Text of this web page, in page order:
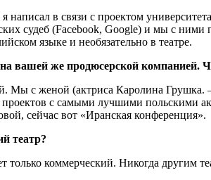
в связи с проектом
судеб (Facebook, Google) и мы с
языке и необязательно в театре.
вашей же продюсерской компанией.
Мы с женой (актриса Каролина Грушка.
с самыми лучшими польскими
сейчас вот «Иранская конференция».
театр?
только коммерческий. Никогда другим